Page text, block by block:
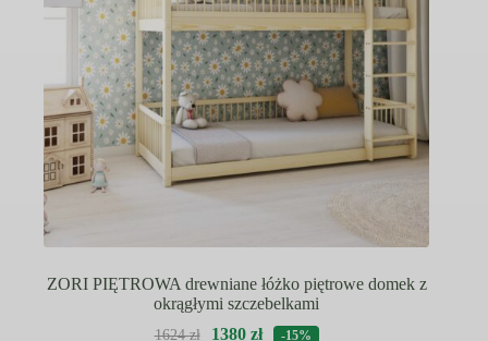
ZORI PIĘTROWA drewniane łóżko piętrowe domek z
okrągłymi szczebelkami
1624zł 1380 zł -15%